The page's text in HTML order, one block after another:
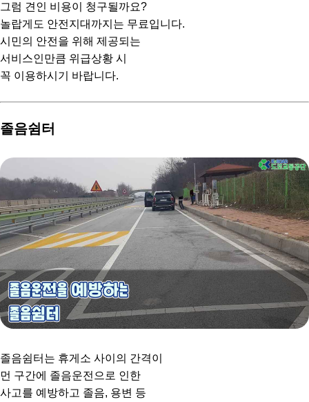
그럼 견인 비용이 청구될까요?
놀랍게도 안전지대까지는 무료입니다.
시민의 안전을 위해 제공되는
서비스인만큼 위급상황 시
꼭 이용하시기 바랍니다.
졸음쉼터
졸음쉼터는 휴게소 사이의 간격이
먼 구간에 졸음운전으로 인한
사고를 예방하고 졸음, 용변 등